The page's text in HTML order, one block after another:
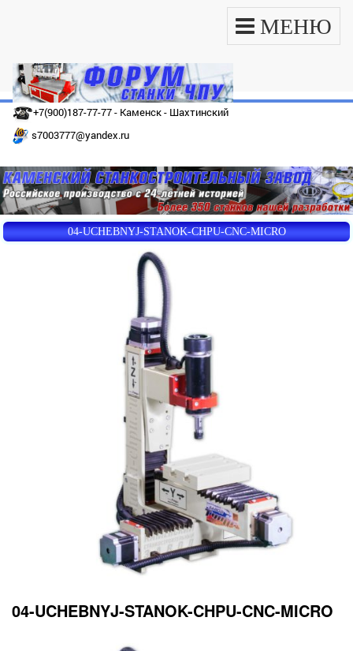
МЕНЮ
+7(900)187-77-77 - Каменск - Шахтинский
s7003777@yandex.ru
04-UCHEBNYJ-STANOK-CHPU-CNC-MICRO
04-UCHEBNYJ-STANOK-CHPU-CNC-MICRO